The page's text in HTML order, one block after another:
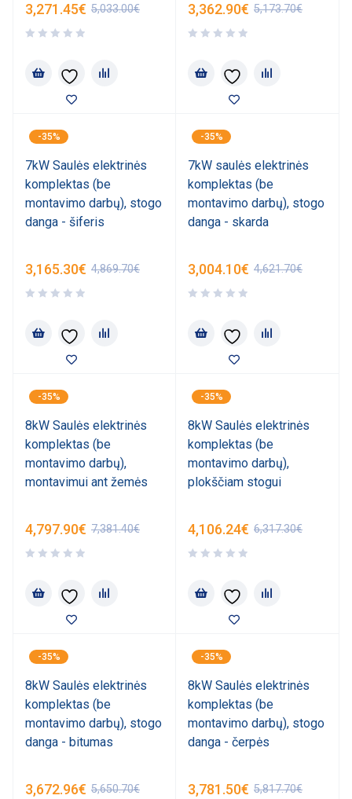
5,033.00€
3,271.45€ 5,173.70€
3,362.90€
-35%
7kW Saulės elektrinės
komplektas (be
montavimo darbų), stogo
danga - šiferis
4,869.70€
3,165.30€
-35%
7kW saulės elektrinės
komplektas (be
montavimo darbų), stogo
danga - skarda
4,621.70€
3,004.10€
-35%
8kW Saulės elektrinės
komplektas (be
montavimo darbų),
montavimui ant žemės
7,381.40€
4,797.90€
-35%
8kW Saulės elektrinės
komplektas (be
montavimo darbų),
plokščiam stogui
6,317.30€
4,106.24€
-35%
8kW Saulės elektrinės
komplektas (be
montavimo darbų), stogo
danga - bitumas
5,650.70€
3,672.96€
-35%
8kW Saulės elektrinės
komplektas (be
montavimo darbų), stogo
danga - čerpės
5,817.70€
3,781.50€